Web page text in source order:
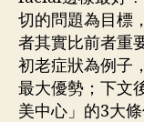
切的問題為目標
者其實比前者重
初老症狀為例子
最大優勢；下文
美中心」的3大